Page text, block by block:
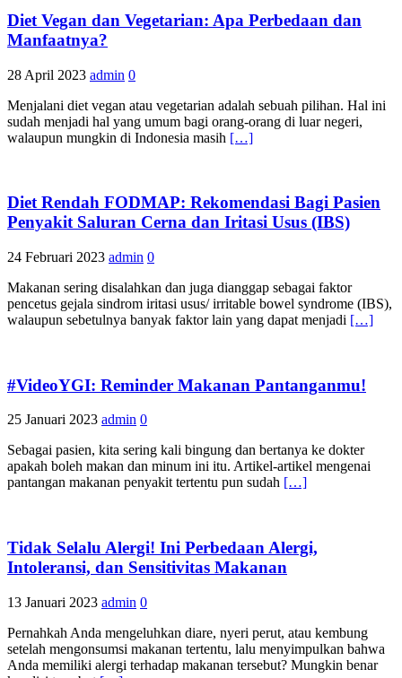
Diet Vegan dan Vegetarian: Apa Perbedaan dan
Manfaatnya?
28 April 2023 admin 0
Menjalani diet vegan atau vegetarian adalah sebuah pilihan. Hal ini
sudah menjadi hal yang umum bagi orang-orang di luar negeri,
walaupun mungkin di Indonesia masih […]
Diet Rendah FODMAP: Rekomendasi Bagi Pasien
Penyakit Saluran Cerna dan Iritasi Usus (IBS)
24 Februari 2023 admin 0
Makanan sering disalahkan dan juga dianggap sebagai faktor
pencetus gejala sindrom iritasi usus/ irritable bowel syndrome (IBS),
walaupun sebetulnya banyak faktor lain yang dapat menjadi […]
#VideoYGI: Reminder Makanan Pantanganmu!
25 Januari 2023 admin 0
Sebagai pasien, kita sering kali bingung dan bertanya ke dokter
apakah boleh makan dan minum ini itu. Artikel-artikel mengenai
pantangan makanan penyakit tertentu pun sudah […]
Tidak Selalu Alergi! Ini Perbedaan Alergi,
Intoleransi, dan Sensitivitas Makanan
13 Januari 2023 admin 0
Pernahkah Anda mengeluhkan diare, nyeri perut, atau kembung
setelah mengonsumsi makanan tertentu, lalu menyimpulkan bahwa
Anda memiliki alergi terhadap makanan tersebut? Mungkin benar